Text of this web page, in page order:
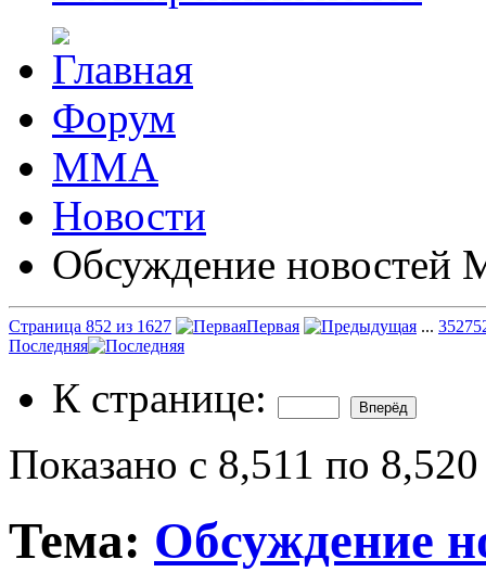
Форум
ММА
Новости
Обсуждение
Страница 852 из 1627 Первая ... 352
Последняя
К странице:
Показано с 8,511 по
Тема: Обсуждение